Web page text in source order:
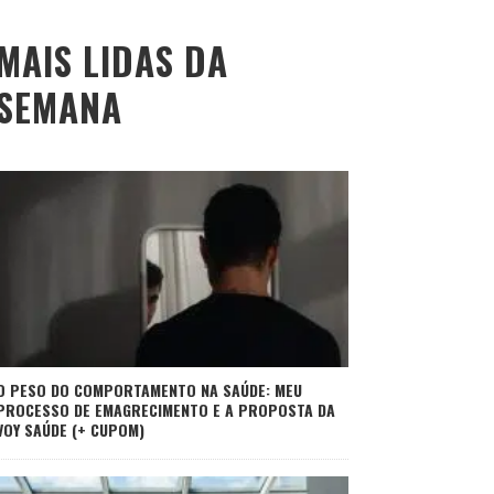
LIDAS DA
PESO DO COMPORTAMENTO NA SAÚDE: MEU
DE EMAGRECIMENTO E A PROPOSTA DA
SAÚDE (+ CUPOM)